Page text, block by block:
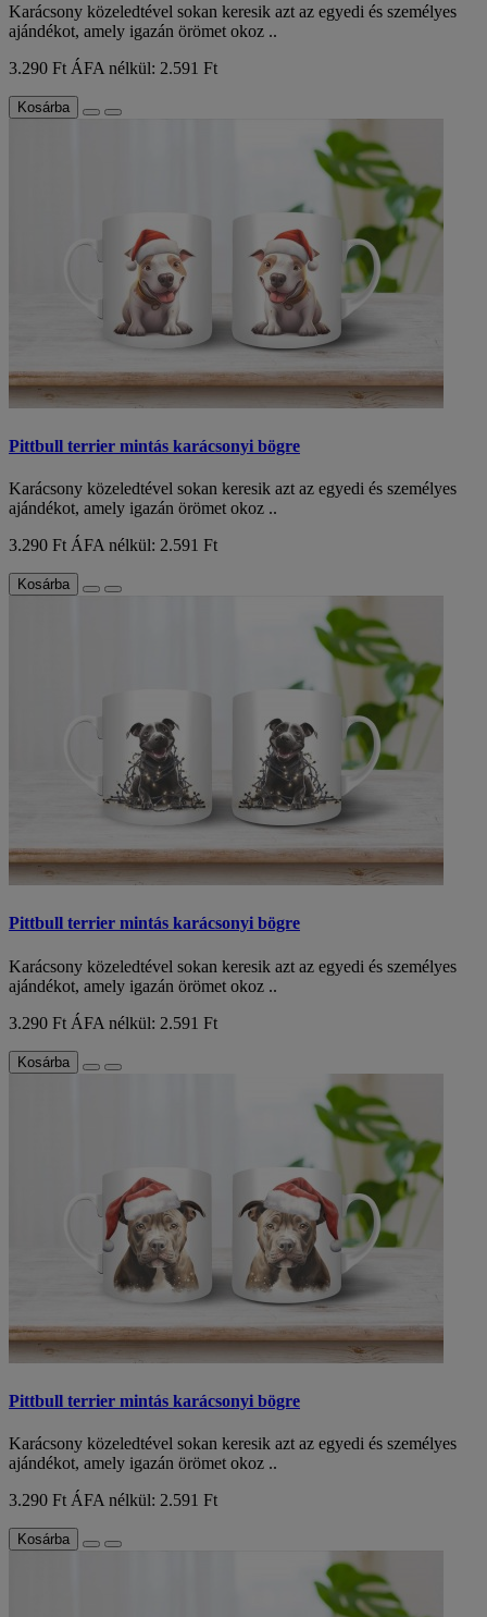
Karácsony közeledtével sokan keresik azt az egyedi és személyes
ajándékot, amely igazán örömet okoz ..
3.290 Ft ÁFA nélkül: 2.591 Ft
Kosárba
Pittbull terrier mintás karácsonyi bögre
Karácsony közeledtével sokan keresik azt az egyedi és személyes
ajándékot, amely igazán örömet okoz ..
3.290 Ft ÁFA nélkül: 2.591 Ft
Kosárba
Pittbull terrier mintás karácsonyi bögre
Karácsony közeledtével sokan keresik azt az egyedi és személyes
ajándékot, amely igazán örömet okoz ..
3.290 Ft ÁFA nélkül: 2.591 Ft
Kosárba
Pittbull terrier mintás karácsonyi bögre
Karácsony közeledtével sokan keresik azt az egyedi és személyes
ajándékot, amely igazán örömet okoz ..
3.290 Ft ÁFA nélkül: 2.591 Ft
Kosárba